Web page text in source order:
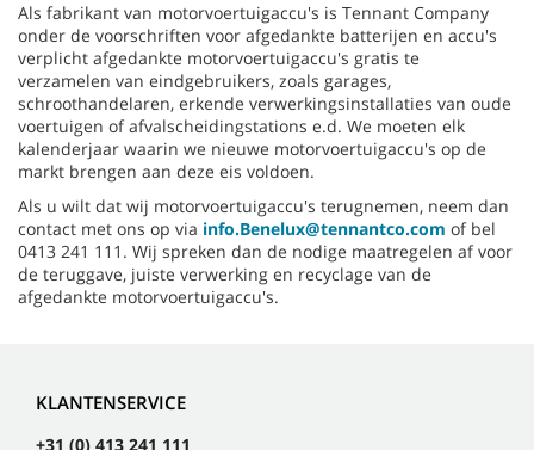
Als fabrikant van motorvoertuigaccu's is Tennant Company
onder de voorschriften voor afgedankte batterijen en accu's
verplicht afgedankte motorvoertuigaccu's gratis te
verzamelen van eindgebruikers, zoals garages,
schroothandelaren, erkende verwerkingsinstallaties van oude
voertuigen of afvalscheidingstations e.d. We moeten elk
kalenderjaar waarin we nieuwe motorvoertuigaccu's op de
markt brengen aan deze eis voldoen.
Als u wilt dat wij motorvoertuigaccu's terugnemen, neem dan
contact met ons op via info.Benelux@tennantco.com of bel
0413 241 111. Wij spreken dan de nodige maatregelen af voor
de teruggave, juiste verwerking en recyclage van de
afgedankte motorvoertuigaccu's.
KLANTENSERVICE
+31 (0) 413 241 111